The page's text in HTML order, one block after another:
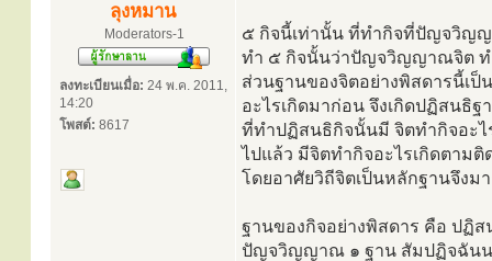
ลุงหมาน
Moderators-1
ลงทะเบียนเมื่อ: 24 พ.ค. 2011,
14:20
โพสต์: 8617
๕ กิจนี้เท่านั้น ที่ทำกิจที่ปัญจวิญญ
ทำ ๕ กิจนั้นว่าปัญจวิญญาณจิต
ส่วนฐานของจิตอย่างพิสดารนี้เ
อะไรเกิดมาก่อน จึงเกิดปฏิสนธิ
ที่ทำปฏิสนธิกิจนั้นมี จิตทำกิจอะไ
ไปแล้ว มีจิตทำกิจอะไรเกิดตาม
โดยอาศัยวิถีจิตเป็นหลักฐานจึงม
ฐานของกิจอย่างพิสดาร คือ ปฏิ
ปัญจวิญญาณ ๑ ฐาน สัมปฏิจฉันน